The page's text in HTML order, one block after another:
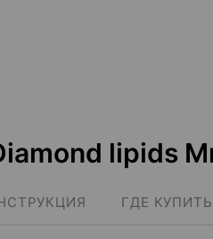
lipids
ГДЕ КУПИТЬ